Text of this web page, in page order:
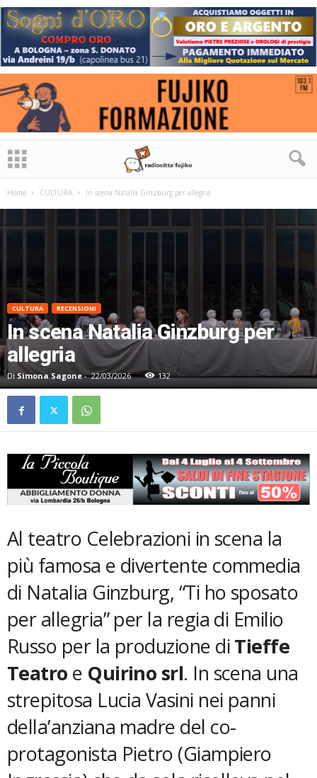
Home CULTURA In scena Natalia Ginzburg per allegria
CULTURA RECENSIONI
In scena Natalia Ginzburg per
allegria
Di Simona Sagone- 22/03/2026 132
Al teatro Celebrazioni in scena la
più famosa e divertente commedia
di Natalia Ginzburg, “Ti ho sposato
per allegria” per la regia di Emilio
Russo per la produzione diTieffe
Teatro e Quirino srl. In scena una
strepitosa Lucia Vasini nei panni
della’anziana madre del co-
protagonista Pietro (Giampiero